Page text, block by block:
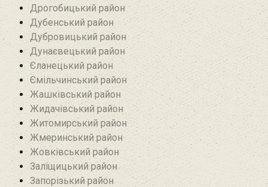
Дрогобицький район
Дубенський район
Дубровицький район‎
Дунаєвецький район
Єланецький район‎
Ємільчинський район
Жашківський район
Жидачівський район
Житомирський район
Жмеринський район
Жовківський район
Заліщицький район‎
Запорізький район